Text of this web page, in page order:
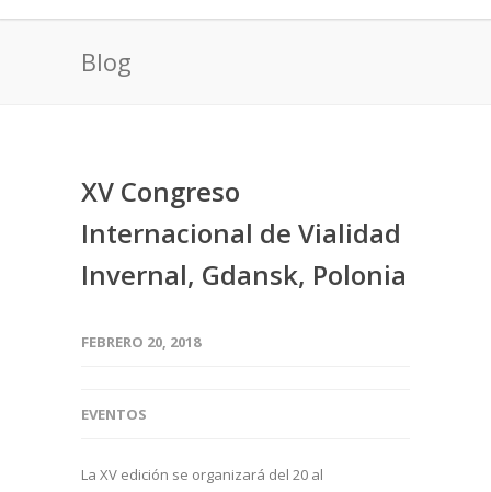
Blog
XV Congreso
Internacional de Vialidad
Invernal, Gdansk, Polonia
FEBRERO 20, 2018
EVENTOS
La XV edición se organizará del 20 al